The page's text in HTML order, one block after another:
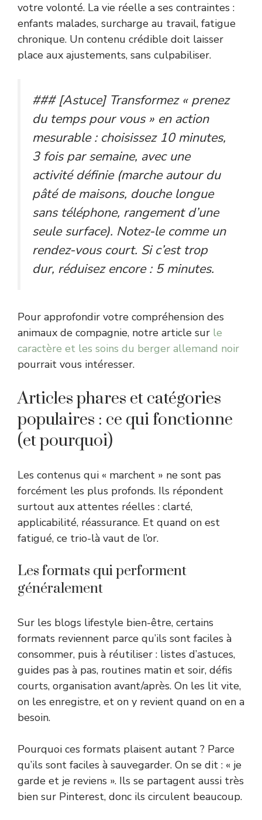
votre volonté. La vie réelle a ses contraintes :
enfants malades, surcharge au travail, fatigue
chronique. Un contenu crédible doit laisser
place aux ajustements, sans culpabiliser.
### [Astuce] Transformez « prenez
du temps pour vous » en action
mesurable : choisissez 10 minutes,
3 fois par semaine, avec une
activité définie (marche autour du
pâté de maisons, douche longue
sans téléphone, rangement d’une
seule surface). Notez-le comme un
rendez-vous court. Si c’est trop
dur, réduisez encore : 5 minutes.
Pour approfondir votre compréhension des
animaux de compagnie, notre article sur le
caractère et les soins du berger allemand noir
pourrait vous intéresser.
Articles phares et catégories
populaires : ce qui fonctionne
(et pourquoi)
Les contenus qui « marchent » ne sont pas
forcément les plus profonds. Ils répondent
surtout aux attentes réelles : clarté,
applicabilité, réassurance. Et quand on est
fatigué, ce trio-là vaut de l’or.
Les formats qui performent
généralement
Sur les blogs lifestyle bien-être, certains
formats reviennent parce qu’ils sont faciles à
consommer, puis à réutiliser : listes d’astuces,
guides pas à pas, routines matin et soir, défis
courts, organisation avant/après. On les lit vite,
on les enregistre, et on y revient quand on en a
besoin.
Pourquoi ces formats plaisent autant ? Parce
qu’ils sont faciles à sauvegarder. On se dit : « je
garde et je reviens ». Ils se partagent aussi très
bien sur Pinterest, donc ils circulent beaucoup.